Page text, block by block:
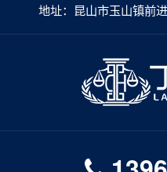
地址：昆山市玉山镇前